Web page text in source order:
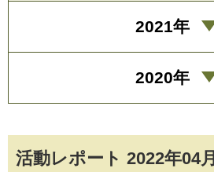
活動レポート 2022年04月
2021年
2020年